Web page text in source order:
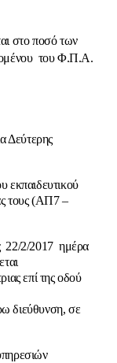
στο ποσό των
του Φ.Π.Α.
Δεύτερης
τους (ΑΠ7 –
22/2/2017 ημέρα
επί της οδού
διεύθυνση, σε